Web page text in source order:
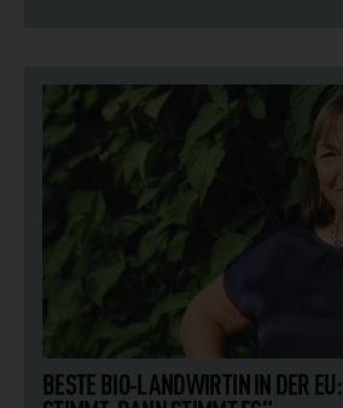
BESTE BIO-LANDWIRTIN IN DER